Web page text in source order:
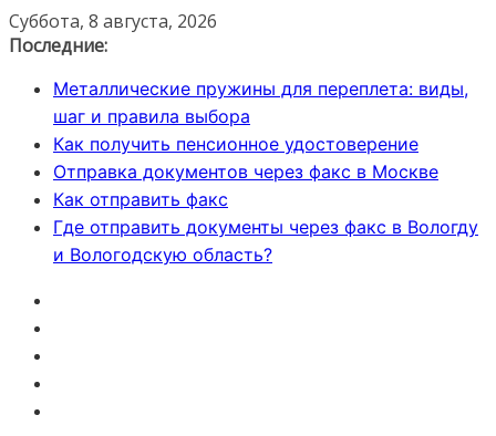
Перейти
к
Суббота, 8 августа, 2026
Последние:
Металлические пружины для переплета: виды,
шаг и правила выбора
Как получить пенсионное удостоверение
Отправка документов через факс в Москве
Как отправить факс
Где отправить документы через факс в Вологду
и Вологодскую область?